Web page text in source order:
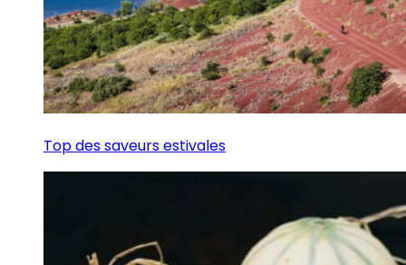
Top des saveurs estivales